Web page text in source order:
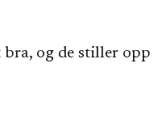
bra, og de stiller opp